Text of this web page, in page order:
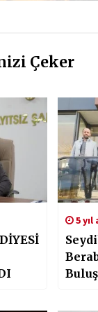
Çeker
5 yıl